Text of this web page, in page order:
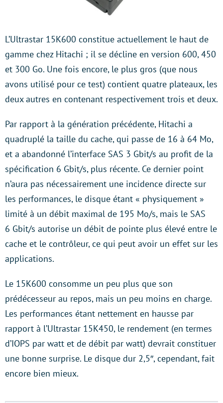
L’Ultrastar 15K600 constitue actuellement le haut de
gamme chez Hitachi ; il se décline en version 600, 450
et 300 Go. Une fois encore, le plus gros (que nous
avons utilisé pour ce test) contient quatre plateaux, les
deux autres en contenant respectivement trois et deux.
Par rapport à la génération précédente, Hitachi a
quadruplé la taille du cache, qui passe de 16 à 64 Mo,
et a abandonné l’interface SAS 3 Gbit/s au profit de la
spécification 6 Gbit/s, plus récente. Ce dernier point
n’aura pas nécessairement une incidence directe sur
les performances, le disque étant « physiquement »
limité à un débit maximal de 195 Mo/s, mais le SAS
6 Gbit/s autorise un débit de pointe plus élevé entre le
cache et le contrôleur, ce qui peut avoir un effet sur les
applications.
Le 15K600 consomme un peu plus que son
prédécesseur au repos, mais un peu moins en charge.
Les performances étant nettement en hausse par
rapport à l’Ultrastar 15K450, le rendement (en termes
d’IOPS par watt et de débit par watt) devrait constituer
une bonne surprise. Le disque dur 2,5″, cependant, fait
encore bien mieux.